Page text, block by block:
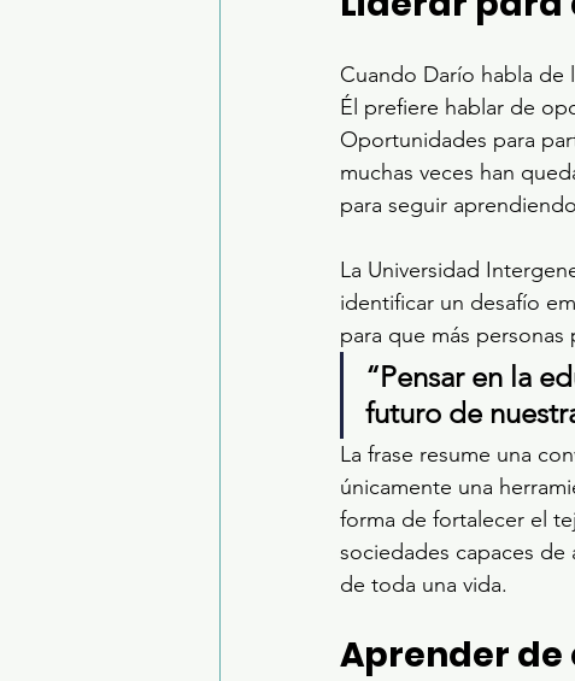
Cuando Darío habla de
Él prefiere hablar de
Oportunidades para
muchas veces han
para seguir
La Universidad
identificar un desafío
para que más
“Pensar en la
futuro de
La frase resume una
únicamente una
forma de fortalecer el
sociedades capaces
de toda una vida.
Aprender